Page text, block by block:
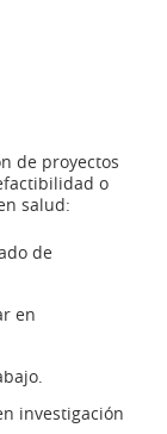
de proyectos
o
salud:
de
en
investigación